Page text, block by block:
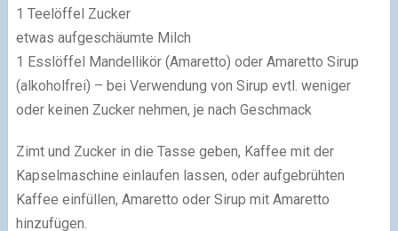
1 Teelöffel Zucker
etwas aufgeschäumte Milch
1 Esslöffel Mandellikör (Amaretto) oder Amaretto Sirup
(alkoholfrei) – bei Verwendung von Sirup evtl. weniger
oder keinen Zucker nehmen, je nach Geschmack
Zimt und Zucker in die Tasse geben, Kaffee mit der
Kapselmaschine einlaufen lassen, oder aufgebrühten
Kaffee einfüllen, Amaretto oder Sirup mit Amaretto
hinzufügen.